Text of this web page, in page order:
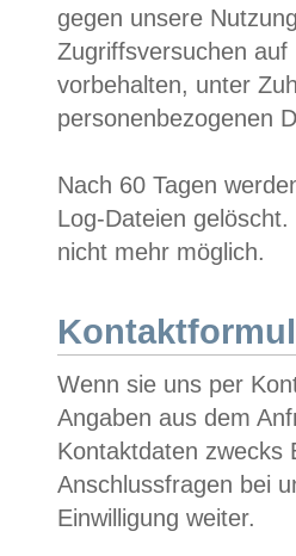
gegen unsere
Zugriffsversuchen
vorbehalten, unter
personenbezogenen
Nach 60 Tagen
Log-Dateien
nicht mehr möglich.
Wenn sie uns per
Angaben aus dem
Kontaktdaten zwecks
Anschlussfragen bei
Einwilligung weiter.